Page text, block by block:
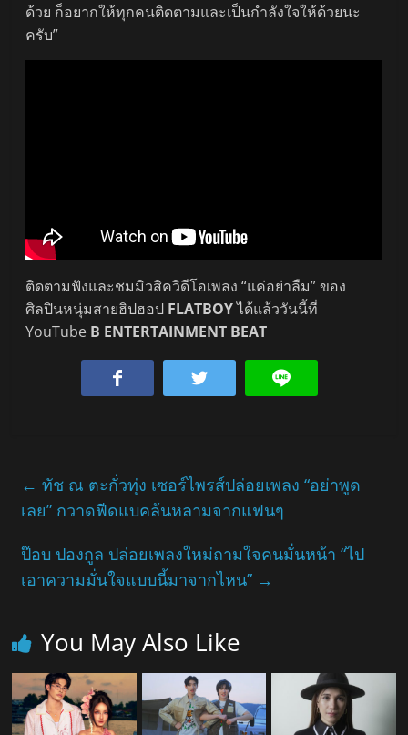
ด้วย ก็อยากให้ทุกคนติดตามและเป็นกำลังใจให้ด้วยนะ
ครับ”
ติดตามฟังและชมมิวสิควิดีโอเพลง “แค่อย่าลืม” ของ
ศิลปินหนุ่มสายฮิปฮอป FLATBOYได้แล้ววันนี้ที่
YouTube B ENTERTAINMENT BEAT
← ทัช ณ ตะกั่วทุ่ง เซอร์ไพรส์ปล่อยเพลง “อย่าพูด
เลย” กวาดฟีดแบคล้นหลามจากแฟนๆ
ป๊อบ ปองกูล ปล่อยเพลงใหม่ถามใจคนมั่นหน้า “ไป
เอาความมั่นใจแบบนี้มาจากไหน” →
You May Also Like